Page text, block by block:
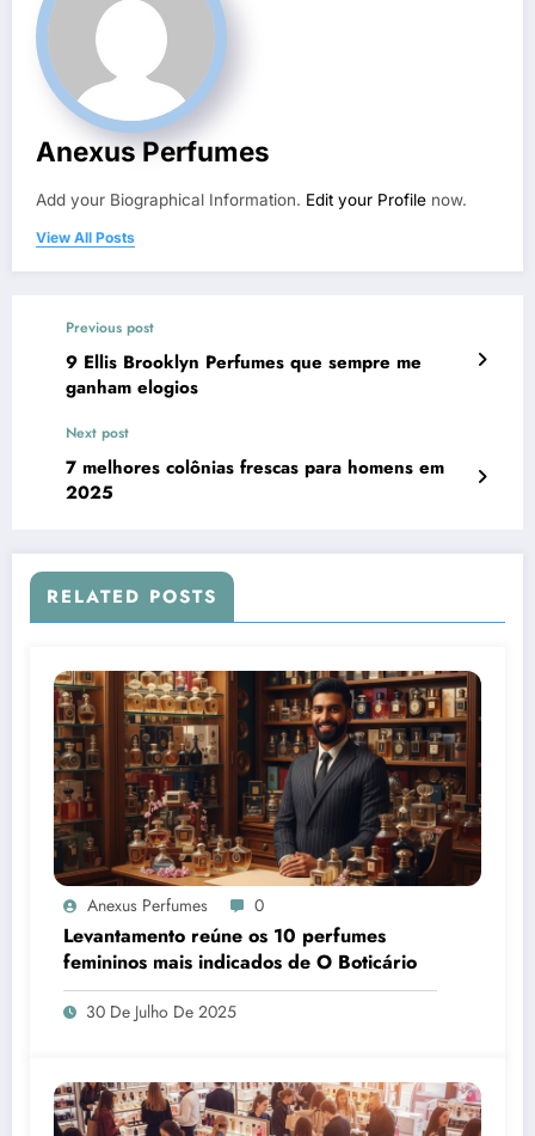
Anexus Perfumes
Add your Biographical Information. Edit your Profile now.
View All Posts
Previous post
9 Ellis Brooklyn Perfumes que sempre me
ganham elogios
Next post
7 melhores colônias frescas para homens em
2025
RELATED POSTS
Anexus Perfumes 0
Levantamento reúne os 10 perfumes
femininos mais indicados de O Boticário
30 De Julho De 2025